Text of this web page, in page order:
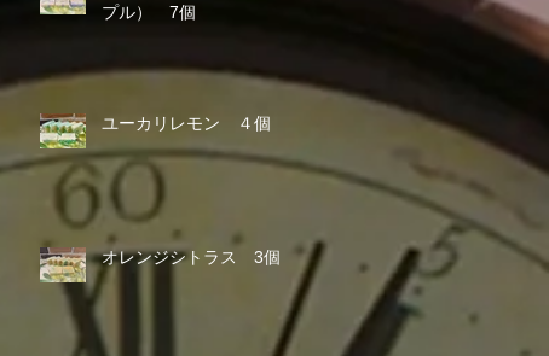
プル） 7個
ユーカリレモン ４個
オレンジシトラス 3個